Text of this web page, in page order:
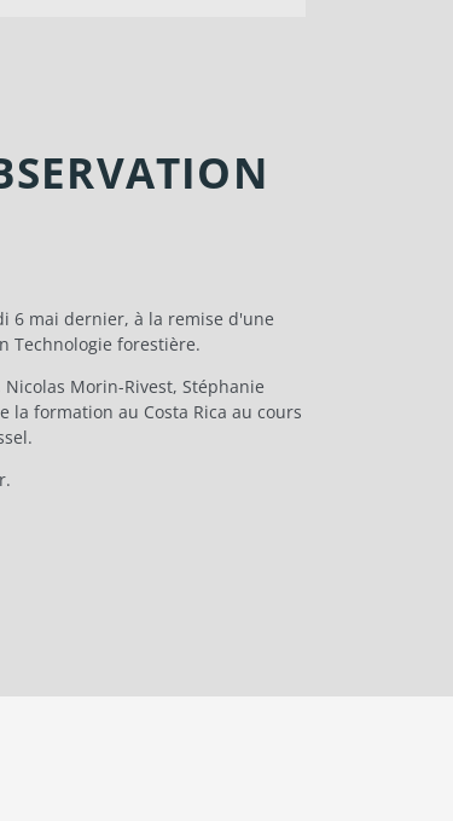
6 mai dernier, à la remise d'une
Technologie forestière.
Morin-Rivest, Stéphanie
la formation au Costa Rica au cours